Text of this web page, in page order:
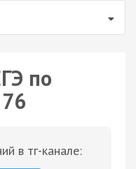
по
в тг-канале: